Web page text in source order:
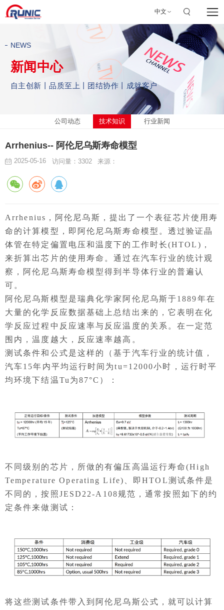
中文
NEWS
新闻中心
自主创新丨品质至上丨团结协作丨成就客户
公司动态 技术知识 行业新闻
Arrhenius-- 阿伦尼乌斯寿命模型
2025-05-16 访问量：3302 来源：
Arrhenius，阿伦尼乌斯，提出了一个表征芯片使用寿
命的计算模型，即阿伦尼乌斯寿命模型。透过验证晶
体管在特定偏置电压和温度下的工作时长(HTOL)，
来折算出芯片的使用寿命。通过在汽车行业的统计观
察，阿伦尼乌斯寿命模型得到半导体行业的普遍认
可。
阿伦尼乌斯模型是瑞典化学家阿伦尼乌斯于1889年在
大量的化学反应数据基础上总结出来的，它表明在化
学反应过程中反应速率与反应温度的关系。在一定范
围内，温度越大，反应速率越高。
测试条件和公式是这样的（基于汽车行业的统计值，
汽车15年内平均运行时间为tu=12000小时，运行时平
均环境下结温Tu为87°C）：
不同级别的芯片，所做的有偏压高温运行寿命(High
Temperature Operating Life)、即HTOL测试条件是
不同的，按照JESD22-A108规范，通常按照如下的约
定条件来做测试：
将这些测试条件带入到阿伦尼乌斯公式，就可以计算